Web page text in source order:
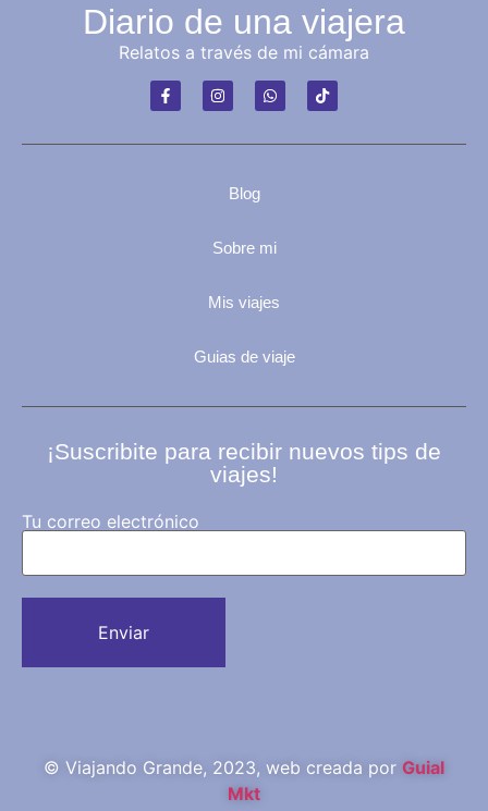
Diario de una viajera
Relatos a través de mi cámara
Blog
Sobre mi
Mis viajes
Guias de viaje
¡Suscribite para recibir nuevos tips de
viajes!
Tu correo electrónico
© Viajando Grande, 2023, web creada por Guial
Mkt